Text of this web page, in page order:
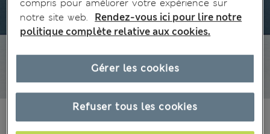
CHF84.90
compris pour améliorer votre expérience sur
notre site web.
Rendez-vous ici pour lire notre
politique complète relative aux cookies.
Refuser tous les cookies
Gérer les cookies